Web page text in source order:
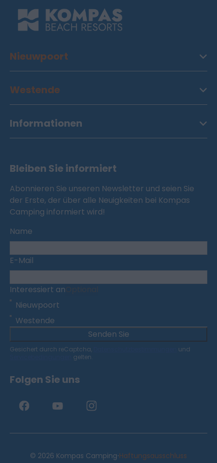
Nieuwpoort
Westende
Informationen
Bleiben Sie informiert
Abonnieren Sie unseren Newsletter und seien Sie
der Erste, der über alle Neuigkeiten bei Kompas
Camping informiert wird!
Name
E-Mail
Interessiert an
Nieuwpoort
Westende
Senden Sie
Gesichert durch reCaptcha,
und
gelten.
Folgen Sie uns
© 2026 Kompas Camping·Haftungsausschluss